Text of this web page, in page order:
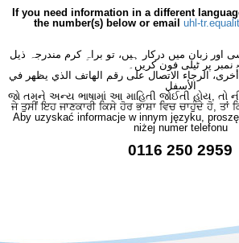
If you need information in a different
the number(s) below or email uhl-
اور زبان میں درکار ہیں، تو براہِ کرم مندرجہ ذیل
نمبر پر ٹیلی فون کریں۔
الرجاء الاتصال على رقم الهاتف الذي يظهر في
الأسفل
જો તમને અન્ય ભાષામાં આ માહિતી જોઈતી હોય, તો
ਜੇ ਤੁਸੀਂ ਇਹ ਜਾਣਕਾਰੀ ਕਿਸੇ ਹੋਰ ਭਾਸ਼ਾ ਵਿਚ ਚਾਹੁੰਦੇ ਹੋ,
Aby uzyskać informacje w innym języku,
niżej numer telefonu
0116 250 2959